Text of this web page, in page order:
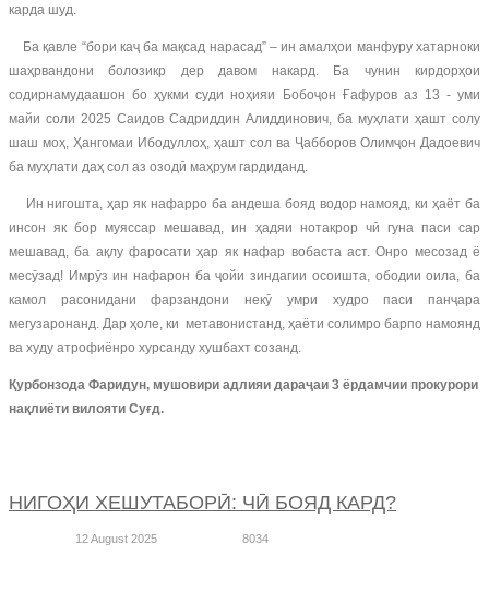
карда шуд.
Ба қавле “бори каҷ ба мақсад нарасад” – ин амалҳои манфуру хатарноки
шаҳрвандони болозикр дер давом накард. Ба чунин кирдорҳои
содирнамудаашон бо ҳукми суди ноҳияи Бобоҷон Ғафуров аз 13 - уми
майи соли 2025 Саидов Садриддин Алиддинович, ба муҳлати ҳашт солу
шаш моҳ, Ҳангомаи Ибодуллоҳ, ҳашт сол ва Ҷабборов Олимҷон Дадоевич
ба муҳлати даҳ сол аз озодӣ маҳрум гардиданд.
Ин нигошта, ҳар як нафарро ба андеша бояд водор намояд, ки ҳаёт ба
инсон як бор муяссар мешавад, ин ҳадяи нотакрор чӣ гуна паси сар
мешавад, ба ақлу фаросати ҳар як нафар вобаста аст. Онро месозад ё
месӯзад! Имрӯз ин нафарон ба ҷойи зиндагии осоишта, ободии оила, ба
камол расонидани фарзандони некӯ умри худро паси панҷара
мегузаронанд. Дар ҳоле, ки метавонистанд, ҳаёти солимро барпо намоянд
ва худу атрофиёнро хурсанду хушбахт созанд.
Қурбонзода Фаридун, мушовири адлияи дараҷаи 3 ёрдамчии прокурори
нақлиёти вилояти Суғд.
НИГОҲИ ХЕШУТАБОРӢ: ЧӢ БОЯД КАРД?
12 August 2025 8034